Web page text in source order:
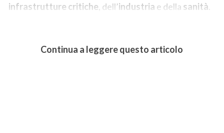
infrastrutture critiche, dell’industria e della sanità.
Continua a leggere questo articolo